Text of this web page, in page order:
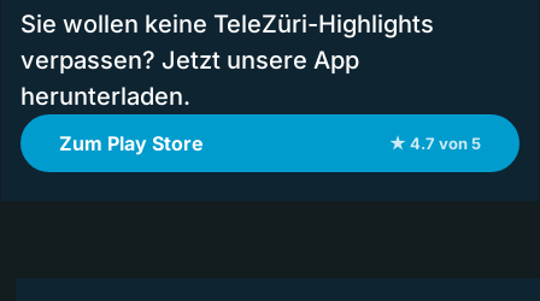
Sie wollen keine TeleZüri-Highlights
verpassen? Jetzt unsere App
herunterladen.
Zum Play Store ★ 4.7 von 5